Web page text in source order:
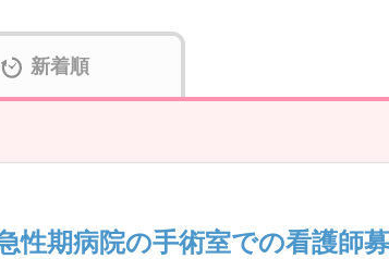
新着順
性期病院の手術室での看護師